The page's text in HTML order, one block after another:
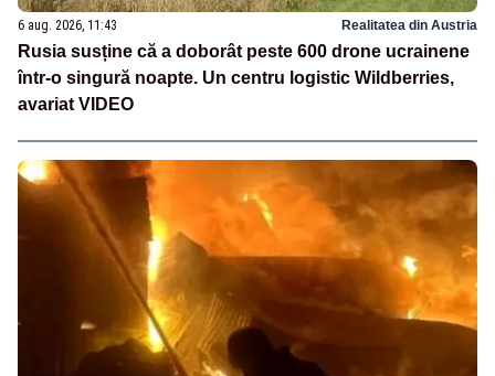
6 aug. 2026, 11:43 Realitatea din Austria
Rusia susține că a doborât peste 600 drone ucrainene
într-o singură noapte. Un centru logistic Wildberries,
avariat VIDEO